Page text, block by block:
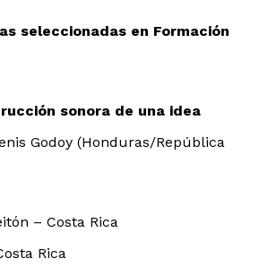
seleccionadas en Formación
sonora de una idea
Godoy (Honduras/República
– Costa Rica
Rica